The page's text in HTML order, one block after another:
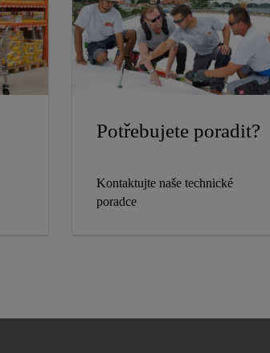
Potřebujete poradit?
Kontaktujte naše technické
poradce